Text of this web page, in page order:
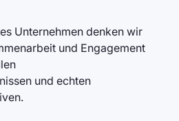
Unternehmen denken wir
und Engagement
und echten